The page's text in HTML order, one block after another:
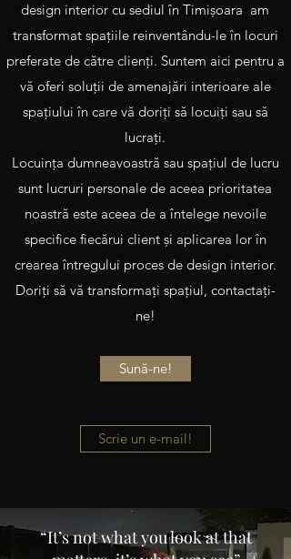
design interior cu sediul în Timişoara am
transformat spaţiile reinventându-le în locuri
preferate de către clienţi. Suntem aici pentru a
vă oferi soluţii de amenajări interioare ale
spaţiului în care vă doriţi să locuiţi sau să
lucraţi.
Locuinţa dumneavoastră sau spaţiul de lucru
sunt lucruri personale de aceea prioritatea
noastră este aceea de a întelege nevoile
specifice fiecărui client şi aplicarea lor în
crearea întregului proces de design interior.
Doriţi să vă transformaţi spaţiul, contactaţi-
ne!
Sună-ne!
Scrie un e-mail!
“It’s not what you look at that